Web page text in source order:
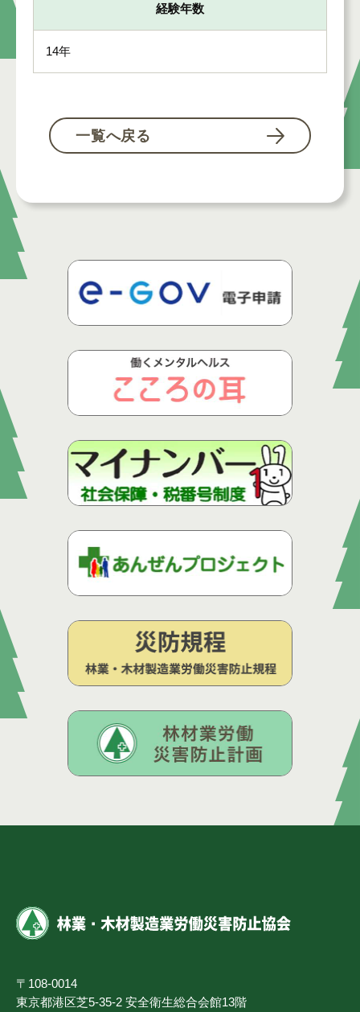
経験年数
14年
一覧へ戻る
〒108-0014
東京都港区芝5-35-2 安全衛生総合会館13階